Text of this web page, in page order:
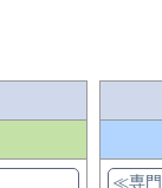
≪専